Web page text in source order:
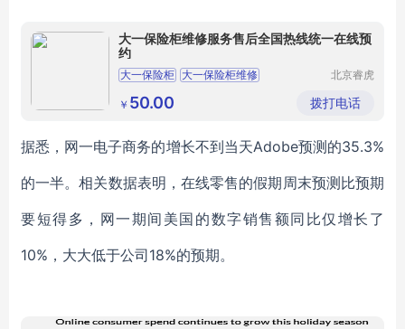
大一保险柜维修服务售后全国热线统一在线预
约
大一保险柜 大一保险柜维修
大一保险柜售后
大一保险柜说明书
北京睿虎
有限公司
￥ 50.00 拨打电话
据悉，网一电子商务的增长不到当天Adobe预测的35.3%
的一半。相关数据表明，在线零售的假期周末预测比预期
要短得多，网一期间美国的数字销售额同比仅增长了
10%，大大低于公司18%的预期。